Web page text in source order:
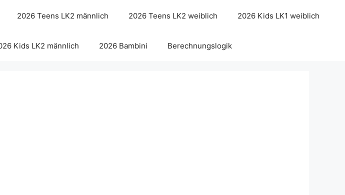
2026 Teens LK2 männlich 2026 Teens LK2 weiblich 2026 Kids LK1 weiblich
Kids LK2 männlich 2026 Bambini Berechnungslogik